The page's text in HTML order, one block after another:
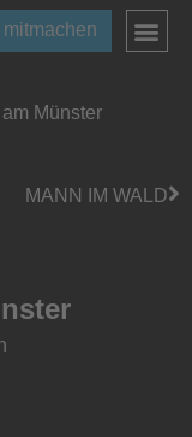
mitmachen
Münster
MANN IM WALD